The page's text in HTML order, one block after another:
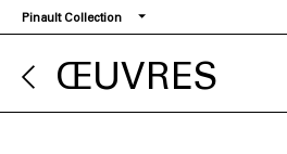
Aller
au
contenu
principal
Pinault Collection
ŒUVRES